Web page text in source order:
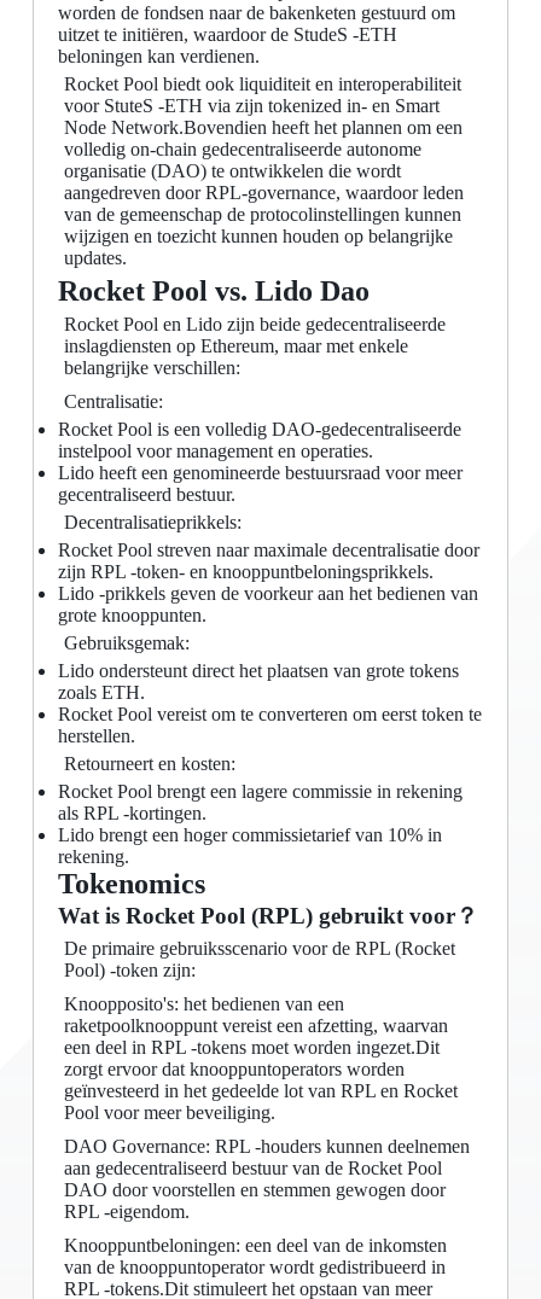
worden de fondsen naar de bakenketen gestuurd om
uitzet te initiëren, waardoor de StudeS -ETH
beloningen kan verdienen.
Rocket Pool biedt ook liquiditeit en interoperabiliteit
voor StuteS -ETH via zijn tokenized in- en Smart
Node Network.Bovendien heeft het plannen om een ​​
volledig on-chain gedecentraliseerde autonome
organisatie (DAO) te ontwikkelen die wordt
aangedreven door RPL-governance, waardoor leden
van de gemeenschap de protocolinstellingen kunnen
wijzigen en toezicht kunnen houden op belangrijke
updates.
Rocket Pool vs. Lido Dao
Rocket Pool en Lido zijn beide gedecentraliseerde
inslagdiensten op Ethereum, maar met enkele
belangrijke verschillen:
Centralisatie:
Rocket Pool is een volledig DAO-gedecentraliseerde
instelpool voor management en operaties.
Lido heeft een genomineerde bestuursraad voor meer
gecentraliseerd bestuur.
Decentralisatieprikkels:
Rocket Pool streven naar maximale decentralisatie door
zijn RPL -token- en knooppuntbeloningsprikkels.
Lido -prikkels geven de voorkeur aan het bedienen van
grote knooppunten.
Gebruiksgemak:
Lido ondersteunt direct het plaatsen van grote tokens
zoals ETH.
Rocket Pool vereist om te converteren om eerst token te
herstellen.
Retourneert en kosten:
Rocket Pool brengt een lagere commissie in rekening
als RPL -kortingen.
Lido brengt een hoger commissietarief van 10% in
rekening.
Tokenomics
Wat is Rocket Pool (RPL) gebruikt voor？
De primaire gebruiksscenario voor de RPL (Rocket
Pool) -token zijn:
Knoopposito's: het bedienen van een
raketpoolknooppunt vereist een afzetting, waarvan
een deel in RPL -tokens moet worden ingezet.Dit
zorgt ervoor dat knooppuntoperators worden
geïnvesteerd in het gedeelde lot van RPL en Rocket
Pool voor meer beveiliging.
DAO Governance: RPL -houders kunnen deelnemen
aan gedecentraliseerd bestuur van de Rocket Pool
DAO door voorstellen en stemmen gewogen door
RPL -eigendom.
Knooppuntbeloningen: een deel van de inkomsten
van de knooppuntoperator wordt gedistribueerd in
RPL -tokens.Dit stimuleert het opstaan ​​van meer